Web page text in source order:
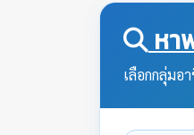
หา
เลือกกลุ่มอ